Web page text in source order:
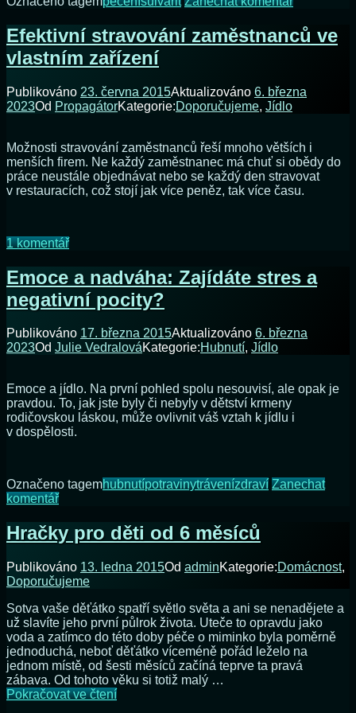
solnička
je
Efektivní stravování zaměstnanců ve
vlastním zařízení
Publikováno 23. června 2015Aktualizováno 6. března
2023Od PropagátorKategorie:Doporučujeme, Jídlo
Možnosti stravování zaměstnanců řeší mnoho větších i
menších firem. Ne každý zaměstnanec má chuť si obědy do
práce neustále objednávat nebo se každý den stravovat
v restauracích, což stojí jak více peněz, tak více času.
1 komentářu
názvem
Efektivní
stravování
zaměstnanců
ve
vlastním
Emoce a nadváha: Zajídáte stres a
negativní pocity?
Publikováno 17. března 2015Aktualizováno 6. března
2023Od Julie VedralováKategorie:Hubnutí, Jídlo
Emoce a jídlo. Na první pohled spolu nesouvisí, ale opak je
pravdou. To, jak jste byly či nebyly v dětství krmeny
rodičovskou láskou, může ovlivnit váš vztah k jídlu i
v dospělosti.
Označeno tagemhubnutípotravinytrávenízdraví Zanechat
komentářna
a
nadváha:
stres
a
pocity?
Hračky pro děti od 6 měsíců
Publikováno 13. ledna 2015Od adminKategorie:Domácnost,
Doporučujeme
Sotva vaše děťátko spatří světlo světa a ani se nenadějete a
už slavíte jeho první půlrok života. Uteče to opravdu jako
voda a zatímco do této doby péče o miminko byla poměrně
jednoduchá, neboť děťátko víceméně pořád leželo na
jednom místě, od šesti měsíců začíná teprve ta pravá
zábava. Od tohoto věku si totiž malý …
Pokračovat ve čteníHračky